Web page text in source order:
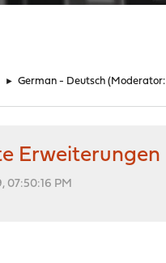
► German - Deutsch (Moderator:
Erweiterungen
07:50:16 PM